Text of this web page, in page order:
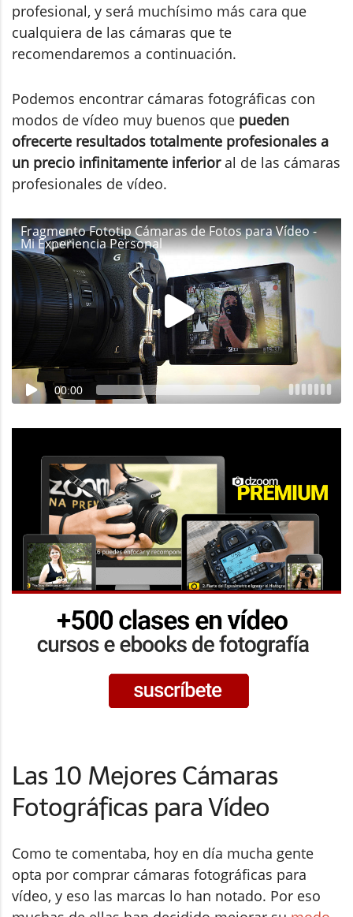
profesional, y será muchísimo más cara que
cualquiera de las cámaras que te
recomendaremos a continuación.
Podemos encontrar cámaras fotográficas con
modos de vídeo muy buenos que pueden
ofrecerte resultados totalmente profesionales a
un precio infinitamente inferioral de las cámaras
profesionales de vídeo.
Fragmento Fototip Cámaras de Fotos para Vídeo -
Mi Experiencia Personal
00:00
Las 10 Mejores Cámaras
Fotográficas para Vídeo
Como te comentaba, hoy en día mucha gente
opta por comprar cámaras fotográficas para
vídeo, y eso las marcas lo han notado. Por eso